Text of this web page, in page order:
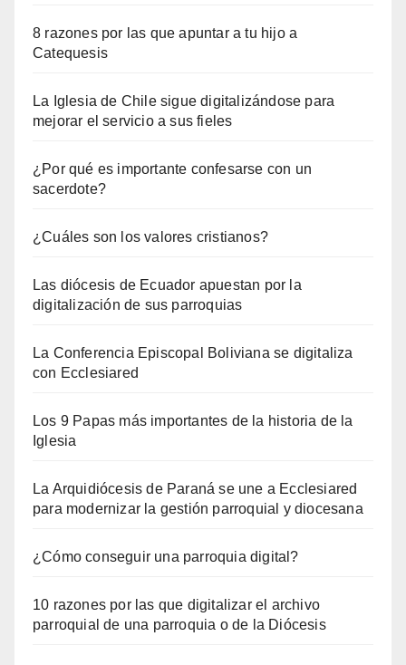
8 razones por las que apuntar a tu hijo a
Catequesis
La Iglesia de Chile sigue digitalizándose para
mejorar el servicio a sus fieles
¿Por qué es importante confesarse con un
sacerdote?
¿Cuáles son los valores cristianos?
Las diócesis de Ecuador apuestan por la
digitalización de sus parroquias
La Conferencia Episcopal Boliviana se digitaliza
con Ecclesiared
Los 9 Papas más importantes de la historia de la
Iglesia
La Arquidiócesis de Paraná se une a Ecclesiared
para modernizar la gestión parroquial y diocesana
¿Cómo conseguir una parroquia digital?
10 razones por las que digitalizar el archivo
parroquial de una parroquia o de la Diócesis